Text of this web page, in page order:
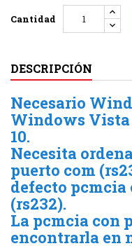
Cantidad
DESCRIPCIÓN
Necesario
Windows
10.
Necesita
puerto com
defecto pcmcia
(rs232).
La pcmcia con
encontrarla en